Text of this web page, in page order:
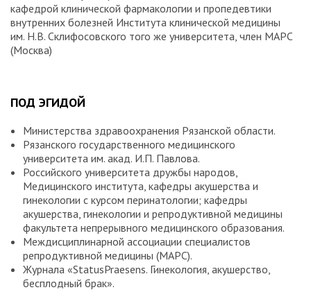
кафедрой клинической фармакологии и пропедевтики
внутренних болезней Института клинической медицины
им. Н. В. Склифосовского того же университета, член МАРС
(Москва)
ПОД ЭГИДОЙ
Министерства здравоохранения Рязанской области.
Рязанского государственного медицинского
университета им. акад. И.П. Павлова.
Российского университета дружбы народов,
Медицинского института, кафедры акушерства и
гинекологии с курсом перинатологии; кафедры
акушерства, гинекологии и репродуктивной медицины
факультета непрерывного медицинского образования.
Междисциплинарной ассоциации специалистов
репродуктивной медицины (МАРС).
Журнала «StatusPraesens. Гинекология, акушерство,
бесплодный брак».